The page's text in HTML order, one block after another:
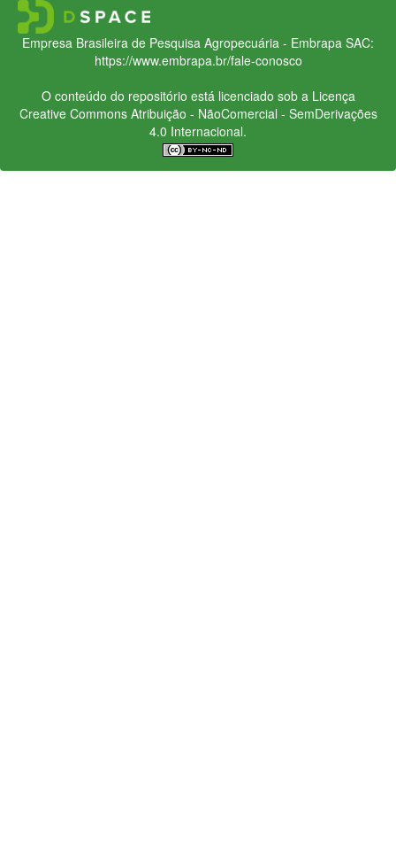
Empresa Brasileira de Pesquisa Agropecuária - Embrapa SAC:
https://www.embrapa.br/fale-conosco
O conteúdo do repositório está licenciado sob a Licença
Creative CommonsAtribuição - NãoComercial - SemDerivações
4.0 Internacional.